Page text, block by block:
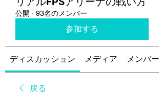
公開 · 93名のメンバー
参加する
ディスカッション メディア メンバー
戻る